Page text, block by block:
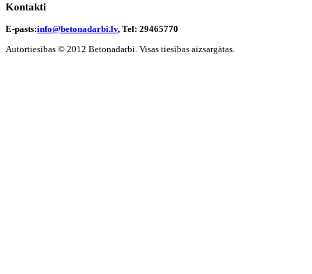
Kontakti
E-pasts:info@betonadarbi.lv, Tel: 29465770
Autortiesības © 2012 Betonadarbi. Visas tiesības aizsargātas.